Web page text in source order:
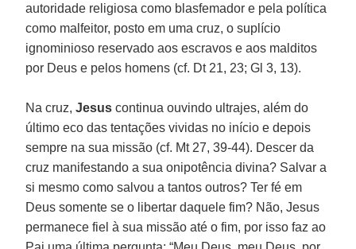
autoridade religiosa como blasfemador e pela política
como malfeitor, posto em uma cruz, o suplício
ignominioso reservado aos escravos e aos malditos
por Deus e pelos homens (cf. Dt 21, 23; Gl 3, 13).
Na cruz,Jesus continua ouvindo ultrajes, além do
último eco das tentações vividas no início e depois
sempre na sua missão (cf. Mt 27, 39-44). Descer da
cruz manifestando a sua onipotência divina? Salvar a
si mesmo como salvou a tantos outros? Ter fé em
Deus somente se o libertar daquele fim? Não, Jesus
permanece fiel à sua missão até o fim, por isso faz ao